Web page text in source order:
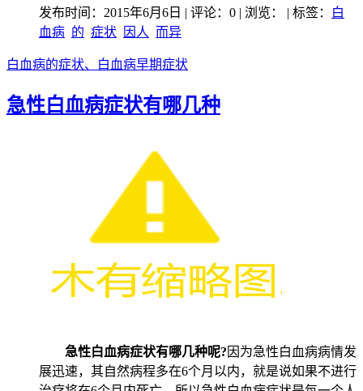
发布时间：2015年6月6日 | 评论：0 | 浏览： | 标签：
白
血病 的 症状 因人 而异
白血病的症状、白血病早期症状
急性白血病症状有哪几种
急性白血病症状有哪几种呢? 因为急性白血病病情发
展迅速，其自然病程多在6个月以内，就是说如果不进行